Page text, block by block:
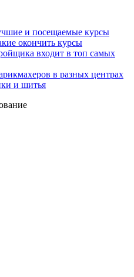
и посещаемые курсы
окончить курсы
входит в топ самых
в разных центрах
и шитья